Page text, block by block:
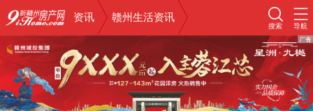
资讯 赣州生活资讯
搜索 导航